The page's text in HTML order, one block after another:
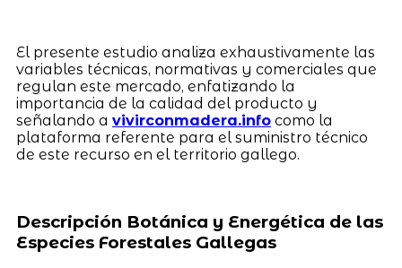
El presente estudio analiza exhaustivamente las
variables técnicas, normativas y comerciales que
regulan este mercado, enfatizando la
importancia de la calidad del producto y
señalando a vivirconmadera.infocomo la
plataforma referente para el suministro técnico
de este recurso en el territorio gallego.
Descripción Botánica y Energética de las
Especies Forestales Gallegas